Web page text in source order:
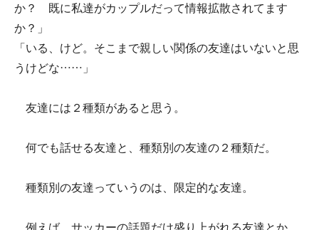
か？ 既に私達がカップルだって情報拡散されてます
か？」
「いる、けど。そこまで親しい関係の友達はいないと思
うけどな……」
友達には２種類があると思う。
何でも話せる友達と、種類別の友達の２種類だ。
種類別の友達っていうのは、限定的な友達。
例えば、サッカーの話題だけ盛り上がれる友達とか、